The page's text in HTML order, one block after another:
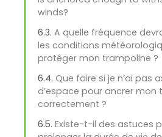
winds?
A quelle fréquence
les conditions
protéger mon trampoline ?
Que faire si je n’ai pas
d’espace pour ancrer mon
correctement ?
Existe-t-il des astuces